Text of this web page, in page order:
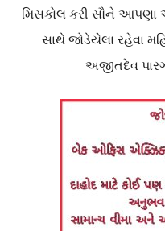
મિસકોલ કરી સૌને
સાથે જોડેયેલા રહેવા
અજીતદેવ